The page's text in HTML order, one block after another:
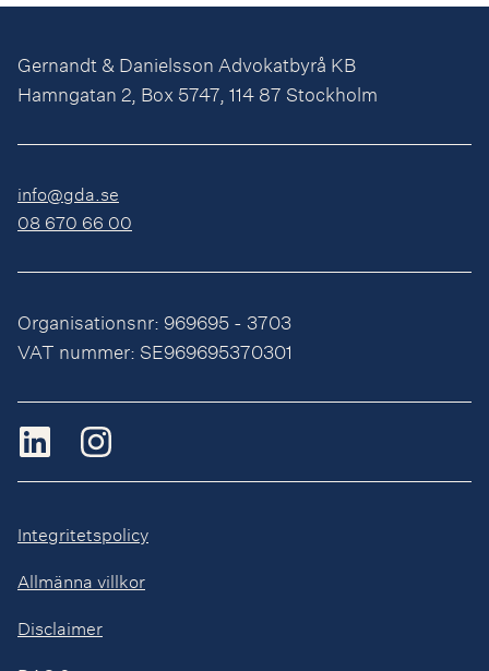
Gernandt & Danielsson Advokatbyrå KB
Hamngatan 2, Box 5747, 114 87 Stockholm
info@gda.se
08 670 66 00
Organisationsnr: 969695 - 3703
VAT nummer: SE969695370301
Integritetspolicy
Allmänna villkor
Disclaimer